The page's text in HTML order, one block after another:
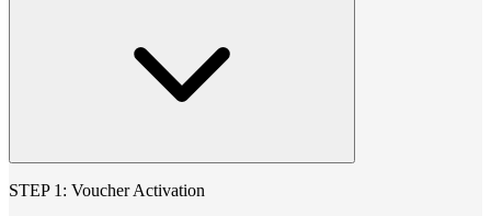
STEP 1: Voucher Activation